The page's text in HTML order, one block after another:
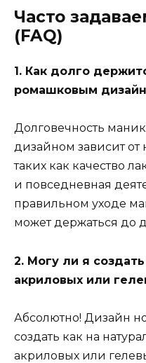
Часто
(FAQ)
1. Как долго
ромашковым
Долговечность
дизайном зависит от
таких как качество
и повседневная
правильном уходе
может держаться до
2. Могу ли я
акриловых или
Абсолютно! Дизайн
создать как на
акриловых или